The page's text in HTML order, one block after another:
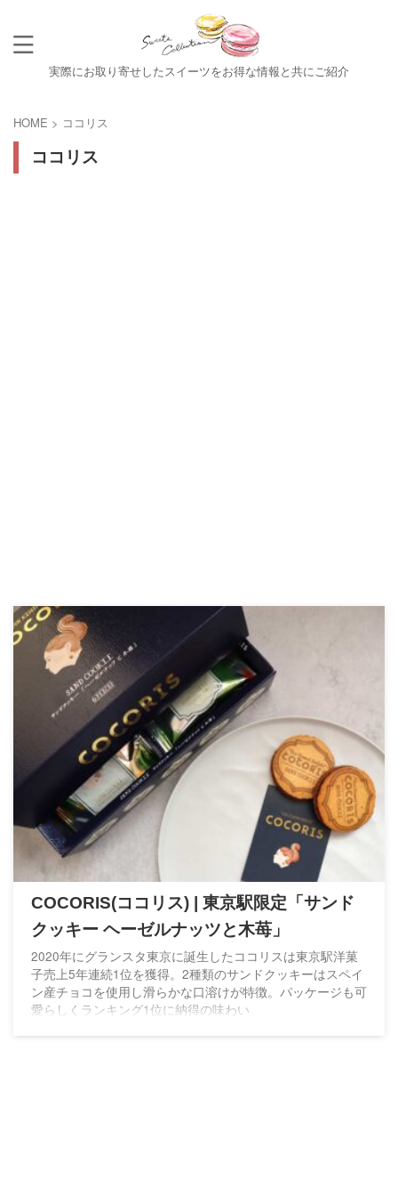
実際にお取り寄せしたスイーツをお得な情報と共にご紹介
HOME > ココリス
ココリス
COCORIS(ココリス) | 東京駅限定「サンド
クッキー ヘーゼルナッツと木苺」
2020年にグランスタ東京に誕生したココリスは東京駅洋菓
子売上5年連続1位を獲得。2種類のサンドクッキーはスペイ
ン産チョコを使用し滑らかな口溶けが特徴。パッケージも可
愛らしくランキング1位に納得の味わい